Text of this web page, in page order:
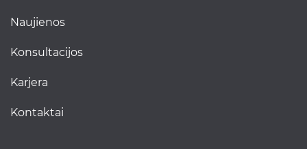
naujienos
konsultacijos
karjera
kontaktai